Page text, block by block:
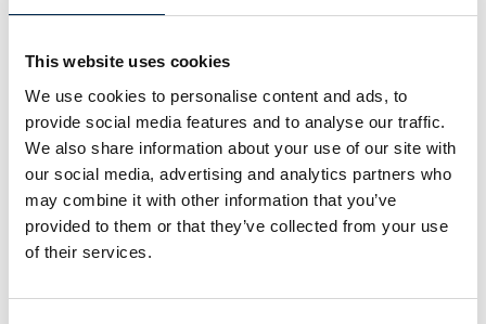
This website uses cookies
We use cookies to personalise content and ads, to
provide social media features and to analyse our traffic.
We also share information about your use of our site with
our social media, advertising and analytics partners who
may combine it with other information that you’ve
provided to them or that they’ve collected from your use
of their services.
20. april blev vinderen af
årets EFFIE-pris kåret
på Transportmessen.
Vinderen gratuleres med
kr. 20.000,- som vi
Jensen
3. Bryde & Sønner A/S -
Flytte- og
logistikløsninger
Torsdag d. 20. april blev
14. april 2023
Transportmessen